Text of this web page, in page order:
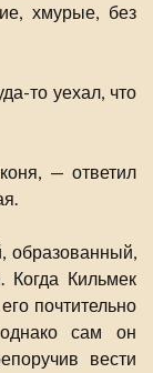
хмурые, без
то уехал, что
— ответил
образованный,
Кильмек
почтительно
сам он
вести